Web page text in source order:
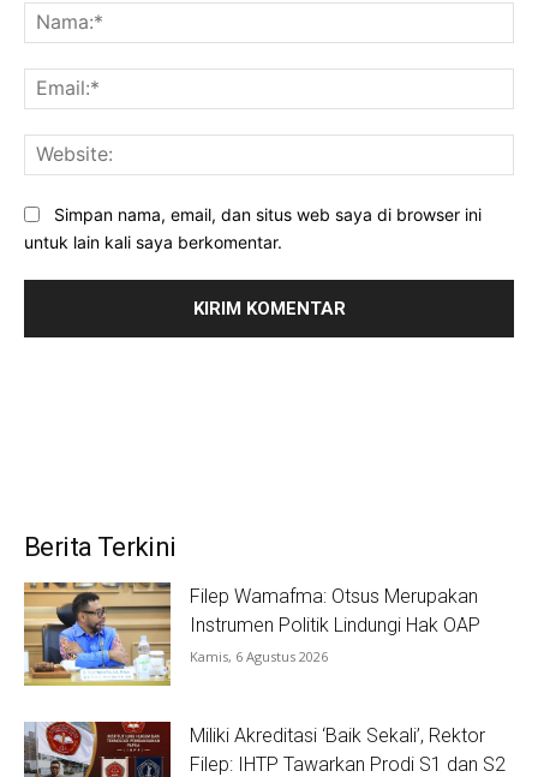
Simpan nama, email, dan situs web saya di browser ini
untuk lain kali saya berkomentar.
Berita Terkini
Filep Wamafma: Otsus Merupakan
Instrumen Politik Lindungi Hak OAP
Kamis, 6 Agustus 2026
Miliki Akreditasi ‘Baik Sekali’, Rektor
Filep: IHTP Tawarkan Prodi S1 dan S2